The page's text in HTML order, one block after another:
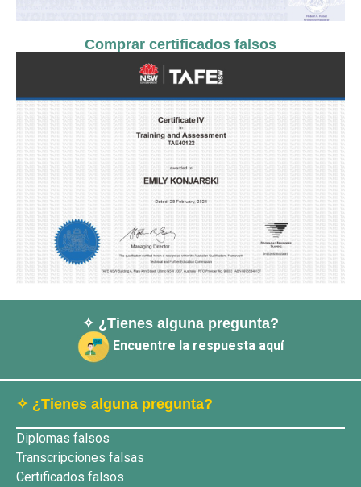
Comprar certificados falsos
✧ ¿Tienes alguna pregunta?
Encuentre la respuesta aquí
✧ ¿Tienes alguna pregunta?
Diplomas falsos
Transcripciones falsas
Certificados falsos